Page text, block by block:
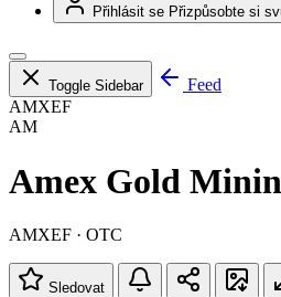
Přihlásit se Přizpůsobte si
Toggle Sidebar
Feed
AMXEF
AM
Amex Gold
AMXEF · OTC
Sledovat